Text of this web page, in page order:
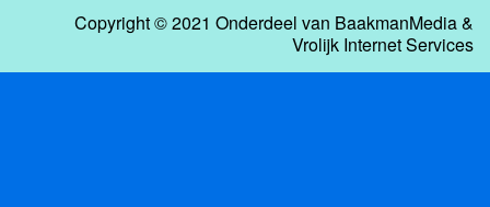
Copyright © 2021 Onderdeel van BaakmanMedia&
Vrolijk Internet Services